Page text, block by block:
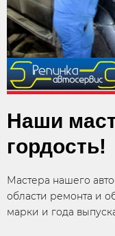
Наши
гордость!
Мастера нашего
области ремонта и
марки и года